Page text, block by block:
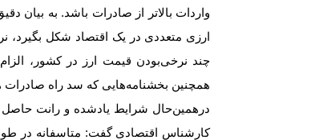
واردات بالاتر از صادرات باشد. به بیان
ارزی متعددی در یک اقتصاد شکل بگیرد،
چند نرخی‌بودن قیمت ارز در کشور،
همچنین بخشنامه‌‌‌‌‌هایی که سد راه
درهمین‌‌‌‌‌حال شرایط یادشده و رانت حاصل
کارشناس اقتصادی گفت: متاسفانه در